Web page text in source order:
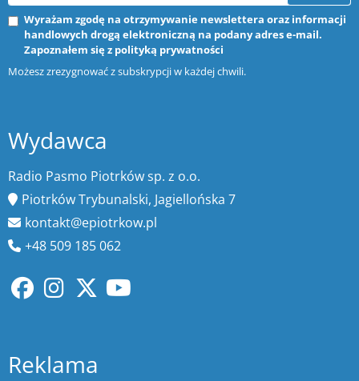
Wyrażam zgodę na otrzymywanie newslettera oraz informacji
handlowych drogą elektroniczną na podany adres e-mail.
Zapoznałem się z polityką prywatności
Możesz zrezygnować z subskrypcji w każdej chwili.
Wydawca
Radio Pasmo Piotrków sp. z o.o.
Piotrków Trybunalski, Jagiellońska 7
kontakt@epiotrkow.pl
+48 509 185 062
Reklama